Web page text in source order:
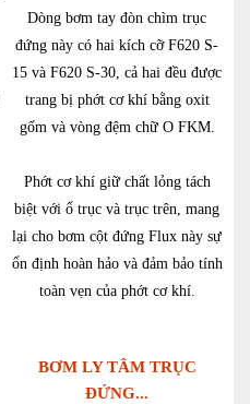
Dòng bơm tay đòn chìm trục
đứng này có hai kích cỡ F620 S-
15 và F620 S-30, cả hai đều được
trang bị phớt cơ khí bằng oxit
gốm và vòng đệm chữ O FKM.
Phớt cơ khí giữ chất lỏng tách
biệt với ổ trục và trục trên, mang
lại cho bơm cột đứng Flux này sự
ổn định hoàn hảo và đảm bảo tính
toàn vẹn của phớt cơ khí.
BƠM LY TÂM TRỤC
ĐỨNG...